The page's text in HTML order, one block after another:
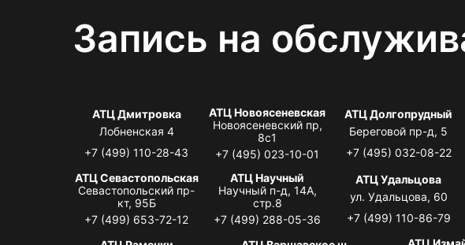
Запись на
АТЦ Дмитровка
Лобненская 4
+7 (499) 110-28-43
АТЦ Новоясеневская
Новоясеневский пр,
8с1
+7 (495) 023-10-01
АТЦ Долгопрудный
Береговой пр-д, 5
+7 (495) 032-08-22
АТЦ Севастопольская
Севастопольский пр-
кт, 95Б
+7 (499) 653-72-12
АТЦ Научный
Научный п-д, 14А,
стр.8
+7 (499) 288-05-36
АТЦ Удальцова
ул. Удальцова, 60
+7 (499) 110-86-79